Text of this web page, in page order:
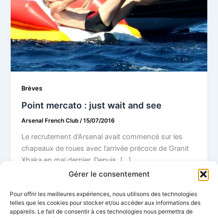
Gérer le consentement
Pour offrir les meilleures expériences, nous utilisons des technologies
telles que les cookies pour stocker et/ou accéder aux informations des
appareils. Le fait de consentir à ces technologies nous permettra de
Brèves
Point mercato : just wait and see
Arsenal French Club/15/07/2016
Le recrutement d’Arsenal avait commencé sur les
chapeaux de roues avec l’arrivée précoce de Granit
Xhaka en mai dernier. Depuis, […]